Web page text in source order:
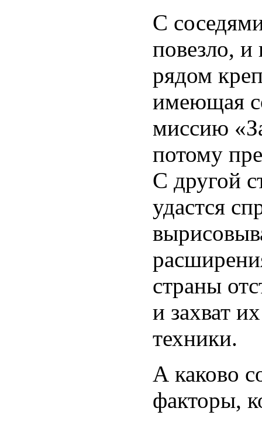
С
повезло,
рядом
имеющая
миссию
потому
С другой
удастся
страны
и захват
техники.
А каково
факторы,